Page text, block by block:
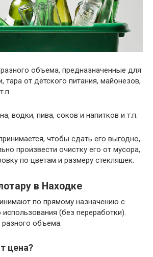
объема, предназначенные для
тара от детского питания, майонезов,
водки, пива, соков и напитков и т.п.
чтобы сдать его выгодно,
произвести очистку его от мусора,
по цветам и размеру стекляшек.
в Находке
по прямому назначению с
(без переработки).
объема.
цена?